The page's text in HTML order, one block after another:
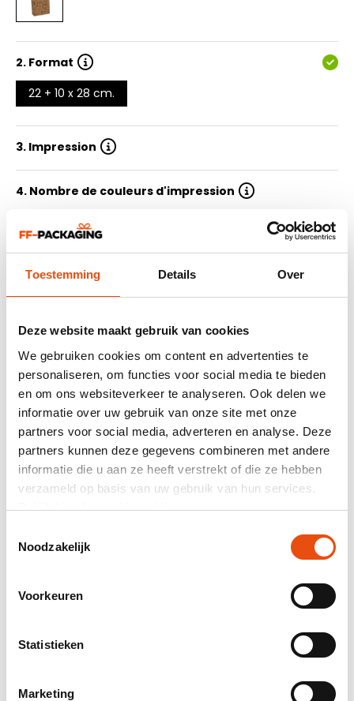
Toestemming Details Over
Deze website maakt gebruik van cookies
We gebruiken cookies om content en advertenties te
personaliseren, om functies voor social media te bieden
en om ons websiteverkeer te analyseren. Ook delen we
informatie over uw gebruik van onze site met onze
partners voor social media, adverteren en analyse. Deze
partners kunnen deze gegevens combineren met andere
informatie die u aan ze heeft verstrekt of die ze hebben
verzameld op basis van uw gebruik van hun services.
Bekijk hier decookiemelding.
Noodzakelijk
Voorkeuren
Statistieken
Marketing
2. Format
22 + 10 x 28 cm.
3. Impression
4. Nombre de couleurs d'impression
5. Quantité
6. Délai de livraison
7. Soummetre le design
Résumé
464 avis
Prix total
hors TVA99,17 €*
Numéro d’article:
Aide et conseils de notre studio graphique